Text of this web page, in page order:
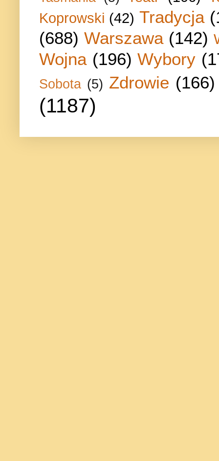
Koprowski (42) Tradycja
(688) Warszawa (142)
Wojna (196) Wybory
Sobota (5) Zdrowie (166)
(1187)